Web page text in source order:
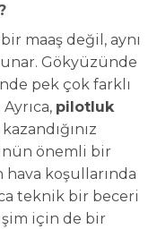
maaş değil, aynı
Gökyüzünde
pek çok farklı
pilotluk
önemli bir
hava koşullarında
teknik bir beceri
için de bir